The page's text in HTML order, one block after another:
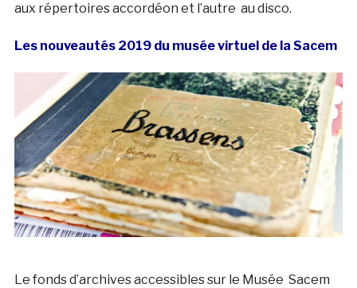
aux répertoires accordéon et l’autre au disco.
Les nouveautés 2019 du musée virtuel de la Sacem
Le fonds d’archives accessibles sur le Musée Sacem